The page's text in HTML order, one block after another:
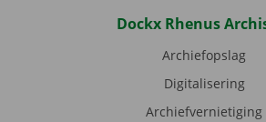
Dockx Rhenus
Archiefopslag
Digitalisering
Archiefvernietiging